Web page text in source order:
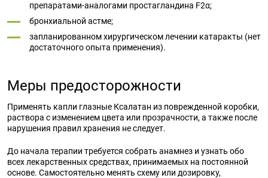
препаратами-аналогами простагландина F2α;
бронхиальной астме;
запланированном хирургическом лечении катаракты (нет
достаточного опыта применения).
Меры предосторожности
Применять капли глазные Ксалатан из поврежденной коробки,
раствора с изменением цвета или прозрачности, а также после
нарушения правил хранения не следует.
До начала терапии требуется собрать анамнез и узнать обо
всех лекарственных средствах, принимаемых на постоянной
основе. Самостоятельно менять схему или дозировку,